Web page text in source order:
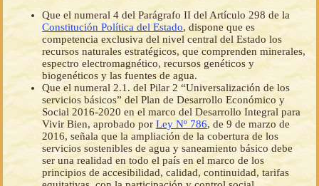
Que el numeral 4 del Parágrafo II del Artículo 298 de la
Constitución Política del Estado, dispone que es
competencia exclusiva del nivel central del Estado los
recursos naturales estratégicos, que comprenden minerales,
espectro electromagnético, recursos genéticos y
biogenéticos y las fuentes de agua.
Que el numeral 2.1. del Pilar 2 “Universalización de los
servicios básicos” del Plan de Desarrollo Económico y
Social 2016-2020 en el marco del Desarrollo Integral para
Vivir Bien, aprobado por Ley Nº 786, de 9 de marzo de
2016, señala que la ampliación de la cobertura de los
servicios sostenibles de agua y saneamiento básico debe
ser una realidad en todo el país en el marco de los
principios de accesibilidad, calidad, continuidad, tarifas